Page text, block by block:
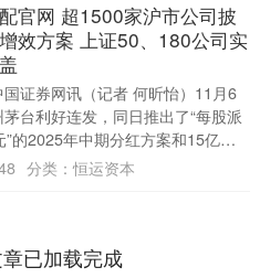
官网 超1500家沪市公司披
效方案 上证50、180公司实
证券网讯（记者 何昕怡）11月6
茅台利好连发，同日推出了“每股派
”的2025年中期分红方案和15亿元
回购计划，而一同....
分类：恒运资本
已加载完成